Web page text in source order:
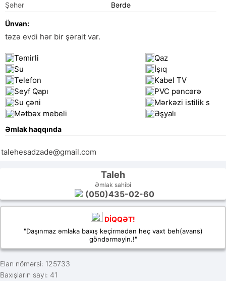
Şəhər Bərdə
Ünvan:
təzə evdi hər bir şərait var.
Təmirli
Qaz
Su
İşıq
Telefon
Kabel TV
Seyf Qapı
PVC pəncərə
Su çəni
Mərkəzi istilik s
Mətbəx mebeli
Əşyalı
Əmlak haqqında
talehesadzade@gmail.com
Taleh
Əmlak sahibi
(050)435-02-60
DİQQƏT!
"Daşınmaz əmlaka baxış keçirmədən heç vaxt beh(avans)
göndərməyin.!"
Elan nömərsi: 125733
Baxışların sayı: 41